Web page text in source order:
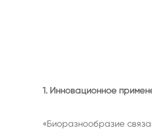
1. Инновационное
«Биоразнообразие